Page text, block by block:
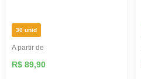
30 unid
A partir de
R$ 89,90